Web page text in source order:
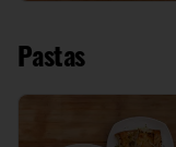
Pastas